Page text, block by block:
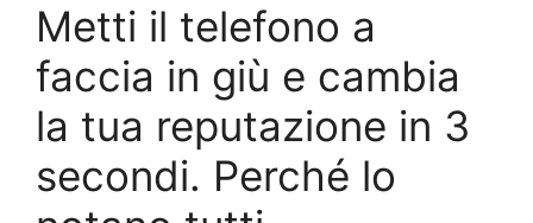
Metti il telefono a
faccia in giù e cambia
la tua reputazione in 3
secondi. Perché lo